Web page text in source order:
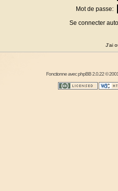
Mot de passe:
Se connecter
J'ai
Fonctionne avecphpBB2.0.22 ©